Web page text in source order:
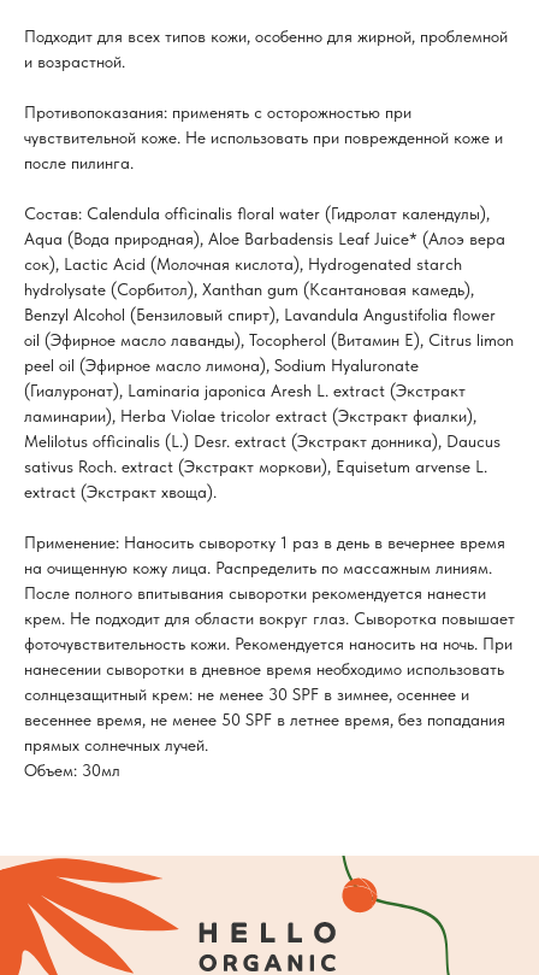
Подходит для всех типов кожи, особенно для жирной, проблемной
и возрастной.
Противопоказания: применять с осторожностью при
чувствительной коже. Не использовать при поврежденной коже и
после пилинга.
Состав: Calendula officinalis floral water (Гидролат календулы),
Aqua (Вода природная), Aloe Barbadensis Leaf Juice* (Алоэ вера
сок), Lactic Acid (Молочная кислота), Hydrogenated starch
hydrolysate (Сорбитол), Xanthan gum (Ксантановая камедь),
Benzyl Alcohol (Бензиловый спирт), Lavandula Angustifolia flower
oil (Эфирное масло лаванды), Tocopherol (Витамин Е), Citrus limon
peel oil (Эфирное масло лимона), Sodium Hyaluronate
(Гиалуронат), Laminaria japonica Aresh L. extract (Экстракт
ламинарии), Herba Violae tricolor extract (Экстракт фиалки),
Melilotus officinalis (L.) Desr. extract (Экстракт донника), Daucus
sativus Roch. extract (Экстракт моркови), Equisetum arvense L.
extract (Экстракт хвоща).
Применение: Наносить сыворотку 1 раз в день в вечернее время
на очищенную кожу лица. Распределить по массажным линиям.
После полного впитывания сыворотки рекомендуется нанести
крем. Не подходит для области вокруг глаз. Сыворотка повышает
фоточувствительность кожи. Рекомендуется наносить на ночь. При
нанесении сыворотки в дневное время необходимо использовать
солнцезащитный крем: не менее 30 SPF в зимнее, осеннее и
весеннее время, не менее 50 SPF в летнее время, без попадания
прямых солнечных лучей.
Объем: 30мл